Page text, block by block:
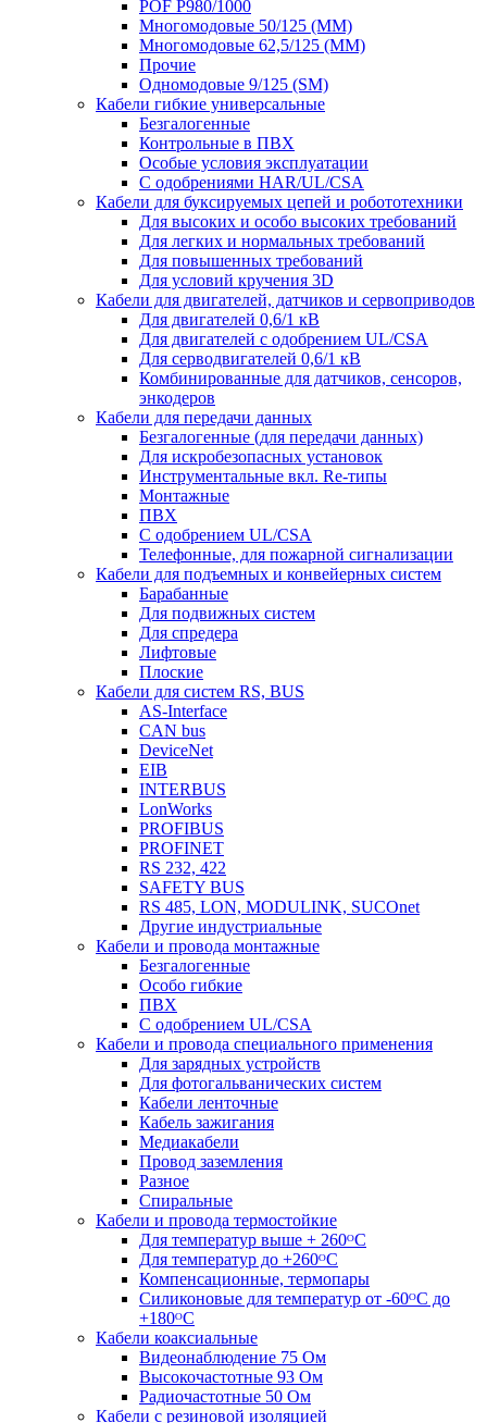
POF P980/1000
Многомодовые 50/125 (ММ)
Многомодовые 62,5/125 (ММ)
Прочие
Одномодовые 9/125 (SM)
Кабели гибкие универсальные
Безгалогенные
Контрольные в ПВХ
Особые условия эксплуатации
С одобрениями HAR/UL/CSA
Кабели для буксируемых цепей и робототехники
Для высоких и особо высоких требований
Для легких и нормальных требований
Для повышенных требований
Для условий кручения 3D
Кабели для двигателей, датчиков и сервоприводов
Для двигателей 0,6/1 кВ
Для двигателей с одобрением UL/CSA
Для серводвигателей 0,6/1 кВ
Комбинированные для датчиков, cенсоров,
энкодеров
Кабели для передачи данных
Безгалогенные (для передачи данных)
Для искробезопасных установок
Инструментальные вкл. Re-типы
Монтажные
ПВХ
С одобрением UL/CSA
Телефонные, для пожарной сигнализации
Кабели для подъемных и конвейерных систем
Барабанные
Для подвижных систем
Для спредера
Лифтовые
Плоские
Кабели для систем RS, BUS
AS-Interface
CAN bus
DeviceNet
EIB
INTERBUS
LonWorks
PROFIBUS
PROFINET
RS 232, 422
SAFETY BUS
RS 485, LON, MODULINK, SUCOnet
Другие индустриальные
Кабели и провода монтажные
Безгалогенные
Особо гибкие
ПВХ
С одобрением UL/CSA
Кабели и провода специального применения
Для зарядных устройств
Для фотогальванических систем
Кабели ленточные
Кабель зажигания
Медиакабели
Провод заземления
Разное
Спиральные
Кабели и провода термостойкие
Для температур выше + 260ᴼС
Для температур до +260ᴼС
Компенсационные, термопары
Силиконовые для температур от -60ᴼC до
+180ᴼС
Кабели коаксиальные
Видеонаблюдение 75 Ом
Высокочастотные 93 Ом
Радиочастотные 50 Ом
Кабели с резиновой изоляцией